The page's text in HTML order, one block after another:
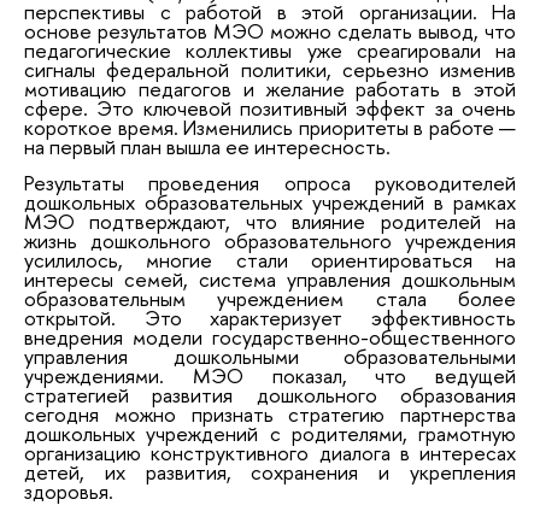
перспективы с работой в этой организации. На
основе результатов МЭО можно сделать вывод, что
педагогические коллективы уже среагировали на
сигналы федеральной политики, серьезно изменив
мотивацию педагогов и желание работать в этой
сфере. Это ключевой позитивный эффект за очень
короткое время. Изменились приоритеты в работе —
на первый план вышла ее интересность.
Результаты проведения опроса руководителей
дошкольных образовательных учреждений в рамках
МЭО подтверждают, что влияние родителей на
жизнь дошкольного образовательного учреждения
усилилось, многие стали ориентироваться на
интересы семей, система управления дошкольным
образовательным учреждением стала более
открытой. Это характеризует эффективность
внедрения модели государственно-общественного
управления дошкольными образовательными
учреждениями. МЭО показал, что ведущей
стратегией развития дошкольного образования
сегодня можно признать стратегию партнерства
дошкольных учреждений с родителями, грамотную
организацию конструктивного диалога в интересах
детей, их развития, сохранения и укрепления
здоровья.